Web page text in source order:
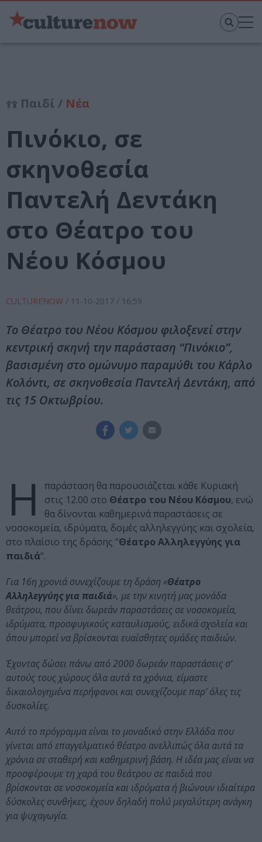
Παιδί / Νέα
Πινόκιο, σε
σκηνοθεσία
Παντελή Δεντάκη
στο Θέατρο του
Νέου Κόσμου
CULTURENOW / 11-10-2017 / 16:59
Το Θέατρο του Νέου Κόσμου φιλοξενεί στην
κεντρική σκηνή την παράσταση “Πινόκιο”,
βασισμένη στο ομώνυμο παραμύθι του Κάρλο
Κολόντι, σε σκηνοθεσία Παντελή Δεντάκη, από
τις 15 Οκτωβρίου.
Η
παράσταση θα παρουσιάζεται κάθε Κυριακή
στις 12.00 στο Θέατρο του Νέου Κόσμου, ενώ
θα δίνονται καθημερινά παραστάσεις σε
νοσοκομεία, ιδρύματα, δομές αλληλεγγύης και σχολεία,
στο πλαίσιο της δράσης “Θέατρο Αλληλεγγύης για
παιδιά“.
Για 16η χρονιά συνεχίζουμε τη δράση «Θέατρο
Αλληλεγγύης για παιδιά», με την κινητή μας μονάδα
θεάτρου, που δίνει δωρεάν παραστάσεις σε νοσοκομεία,
ιδρύματα, προσφυγικούς καταυλισμούς, ειδικά σχολεία και
όπου μπορεί να βρίσκονται ευαίσθητες ομάδες παιδιών.
Έχοντας δώσει πάνω από 2000 δωρεάν παραστάσεις σ’
αυτούς τους χώρους όλα αυτά τα χρόνια, είμαστε
δικαιολογημένα περήφανοι και συνεχίζουμε παρ’ όλες τις
δυσκολίες.
Αυτό το πρόγραμμα είναι το μοναδικό στην Ελλάδα που
γίνεται από επαγγελματικό θέατρο ανελλιπώς όλα αυτά τα
χρόνια σε σταθερή και καθημερινή βάση. Η ιδέα μας είναι να
προσφέρουμε τη χαρά του θεάτρου σε παιδιά που
βρίσκονται σε νοσοκομεία και ιδρύματα ή βιώνουν ιδιαίτερα
δύσκολες συνθήκες, έχουν δηλαδή πολύ μεγαλύτερη ανάγκη
για ψυχαγωγία.